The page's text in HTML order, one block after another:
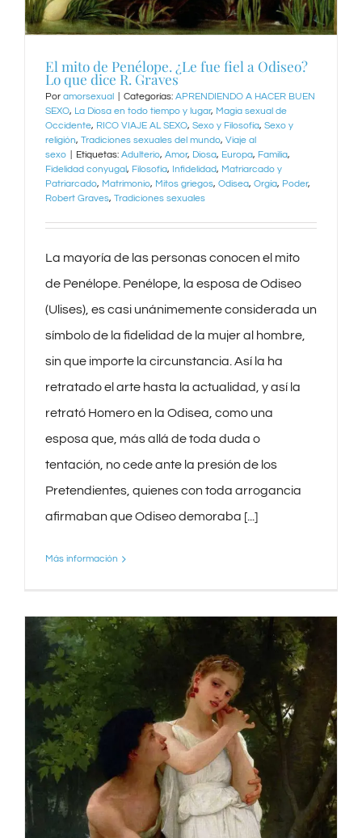
El mito de Penélope. ¿Le fue fiel a Odiseo?
Lo que dice R. Graves
Por amorsexual Categorías: APRENDIENDO A HACER BUEN
SEXO, La Diosa en todo tiempo y lugar, Magia sexual de
Occidente, RICO VIAJE AL SEXO, Sexo y Filosofía, Sexo y
religión, Tradiciones sexuales del mundo, Viaje al
sexo
Etiquetas: Adulterio, Amor, Diosa, Europa, Familia,
Fidelidad conyugal, Filosofía, Infidelidad, Matriarcado y
Patriarcado, Matrimonio, Mitos griegos, Odisea, Orgía, Poder,
Robert Graves, Tradiciones sexuales
La mayoría de las personas conocen el mito
de Penélope. Penélope, la esposa de Odiseo
(Ulises), es casi unánimemente considerada un
símbolo de la fidelidad de la mujer al hombre,
sin que importe la circunstancia. Así la ha
retratado el arte hasta la actualidad, y así la
retrató Homero en la Odisea, como una
esposa que, más allá de toda duda o
tentación, no cede ante la presión de los
Pretendientes, quienes con toda arrogancia
afirmaban que Odiseo demoraba [...]
Más información